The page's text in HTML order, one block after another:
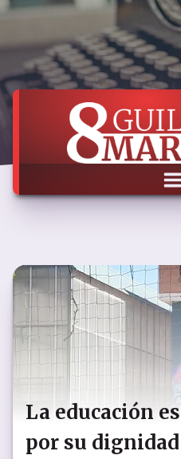
La educación
por su